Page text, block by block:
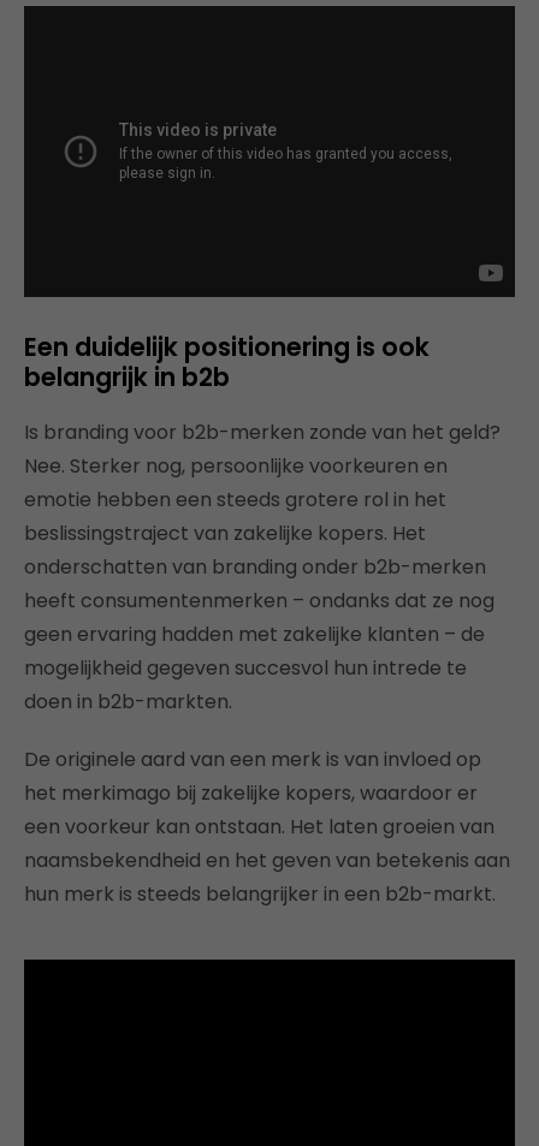
Een duidelijk positionering is ook
belangrijk in b2b
Is branding voor b2b-merken zonde van het geld?
Nee. Sterker nog, persoonlijke voorkeuren en
emotie hebben een steeds grotere rol in het
beslissingstraject van zakelijke kopers. Het
onderschatten van branding onder b2b-merken
heeft consumentenmerken – ondanks dat ze nog
geen ervaring hadden met zakelijke klanten – de
mogelijkheid gegeven succesvol hun intrede te
doen in b2b-markten.
De originele aard van een merk is van invloed op
het merkimago bij zakelijke kopers, waardoor er
een voorkeur kan ontstaan. Het laten groeien van
naamsbekendheid en het geven van betekenis aan
hun merk is steeds belangrijker in een b2b-markt.